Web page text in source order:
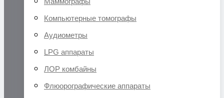
Компьютерные томографы
Аудиометры
LPG аппараты
ЛОР комбайны
Флюорографические аппараты